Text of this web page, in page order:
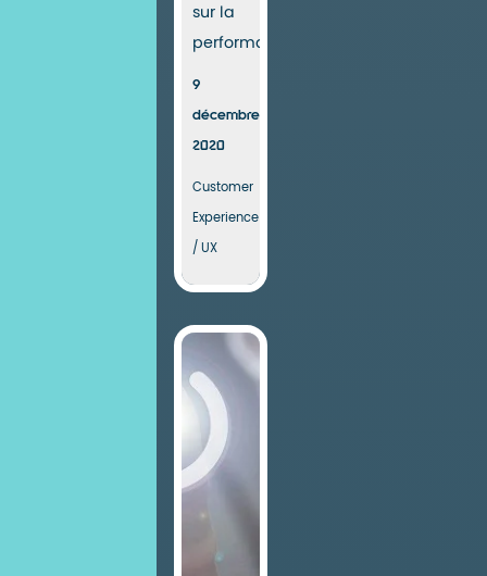
sur la
performance,...
9
décembre
2020
Customer
Experience
/ UX